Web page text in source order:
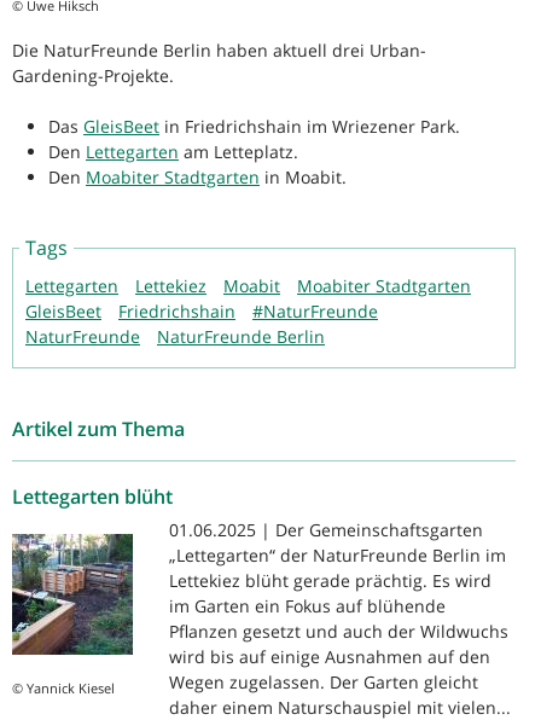
© Uwe Hiksch
Die NaturFreunde Berlin haben aktuell drei Urban-
Gardening-Projekte.
Das GleisBeet in Friedrichshain im Wriezener Park.
Den Lettegarten am Letteplatz.
Den Moabiter Stadtgarten in Moabit.
Tags
Lettegarten Lettekiez Moabit
Moabiter Stadtgarten
GleisBeet
Friedrichshain
#NaturFreunde
NaturFreunde
NaturFreunde Berlin
Artikel zum Thema
Lettegarten blüht
© Yannick Kiesel
01.06.2025 | Der Gemeinschaftsgarten
„Lettegarten“ der NaturFreunde Berlin im
Lettekiez blüht gerade prächtig. Es wird
im Garten ein Fokus auf blühende
Pflanzen gesetzt und auch der Wildwuchs
wird bis auf einige Ausnahmen auf den
Wegen zugelassen. Der Garten gleicht
daher einem Naturschauspiel mit vielen...